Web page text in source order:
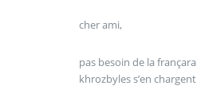
cher ami,
pas besoin de la
khrozbyles s’en